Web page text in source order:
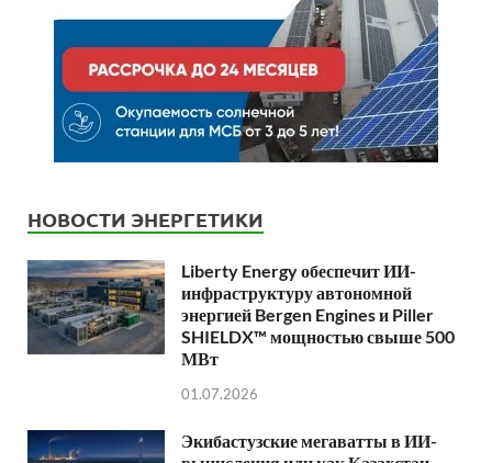
НОВОСТИ ЭНЕРГЕТИКИ
Liberty Energy обеспечит ИИ-
инфраструктуру автономной
энергией Bergen Engines и Piller
SHIELDX™ мощностью свыше 500
МВт
01.07.2026
Экибастузские мегаватты в ИИ-